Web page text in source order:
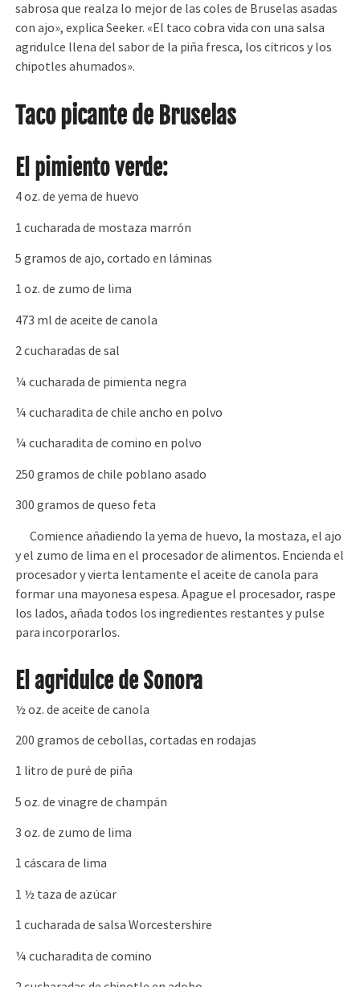
sabrosa que realza lo mejor de las coles de Bruselas asadas
con ajo», explica Seeker. «El taco cobra vida con una salsa
agridulce llena del sabor de la piña fresca, los cítricos y los
chipotles ahumados».
Taco picante de Bruselas
El pimiento verde:
4 oz. de yema de huevo
1 cucharada de mostaza marrón
5 gramos de ajo, cortado en láminas
1 oz. de zumo de lima
473 ml de aceite de canola
2 cucharadas de sal
¼ cucharada de pimienta negra
¼ cucharadita de chile ancho en polvo
¼ cucharadita de comino en polvo
250 gramos de chile poblano asado
300 gramos de queso feta
Comience añadiendo la yema de huevo, la mostaza, el ajo
y el zumo de lima en el procesador de alimentos. Encienda el
procesador y vierta lentamente el aceite de canola para
formar una mayonesa espesa. Apague el procesador, raspe
los lados, añada todos los ingredientes restantes y pulse
para incorporarlos.
El agridulce de Sonora
½ oz. de aceite de canola
200 gramos de cebollas, cortadas en rodajas
1 litro de puré de piña
5 oz. de vinagre de champán
3 oz. de zumo de lima
1 cáscara de lima
1 ½ taza de azúcar
1 cucharada de salsa Worcestershire
¼ cucharadita de comino